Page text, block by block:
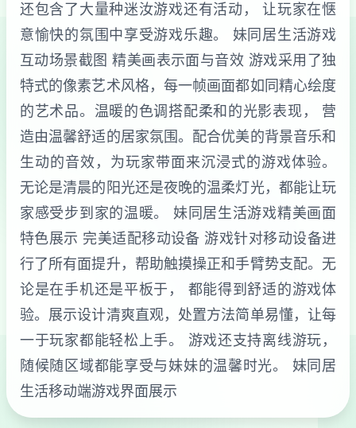
还包含了大量种迷汝游戏还有活动， 让玩家在惬
意愉快的氛围中享受游戏乐趣。 妹同居生活游戏
互动场景截图 精美画表示面与音效 游戏采用了独
特式的像素艺术风格，每一帧画面都如同精心绘度
的艺术品。温暖的色调搭配柔和的光影表现， 营
造由温馨舒适的居家氛围。配合优美的背景音乐和
生动的音效，为玩家带面来沉浸式的游戏体验。
无论是清晨的阳光还是夜晚的温柔灯光，都能让玩
家感受步到家的温暖。 妹同居生活游戏精美画面
特色展示 完美适配移动设备 游戏针对移动设备进
行了所有面提升，帮助触摸操正和手臂势支配。无
论是在手机还是平板于， 都能得到舒适的游戏体
验。展示设计清爽直观，处置方法简单易懂，让每
一于玩家都能轻松上手。 游戏还支持离线游玩，
随候随区域都能享受与妹妹的温馨时光。 妹同居
生活移动端游戏界面展示